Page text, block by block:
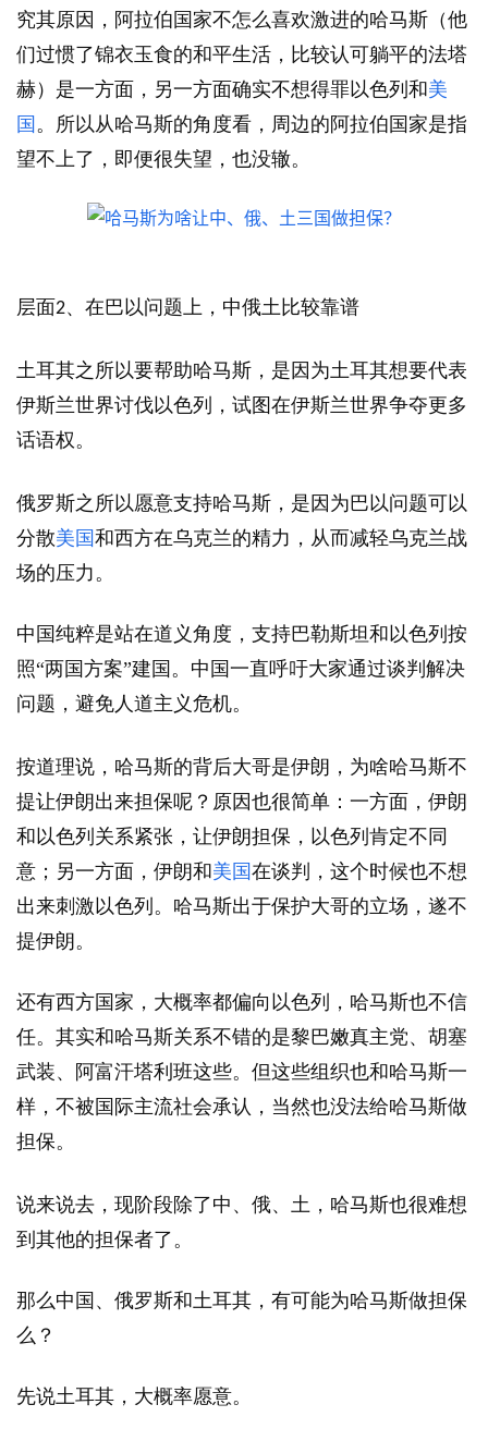
究其原因，阿拉伯国家不怎么喜欢激进的哈马斯（他
们过惯了锦衣玉食的和平生活，比较认可躺平的法塔
赫）是一方面，另一方面确实不想得罪以色列和美
国 。所以从哈马斯的角度看，周边的阿拉伯国家是指
望不上了，即便很失望，也没辙。
层面2、在巴以问题上，中俄土比较靠谱
土耳其之所以要帮助哈马斯，是因为土耳其想要代表
伊斯兰世界讨伐以色列，试图在伊斯兰世界争夺更多
话语权。
俄罗斯之所以愿意支持哈马斯，是因为巴以问题可以
分散美国和西方在乌克兰的精力，从而减轻乌克兰战
场的压力。
中国纯粹是站在道义角度，支持巴勒斯坦和以色列按
照“两国方案”建国。中国一直呼吁大家通过谈判解决
问题，避免人道主义危机。
按道理说，哈马斯的背后大哥是伊朗，为啥哈马斯不
提让伊朗出来担保呢？原因也很简单：一方面，伊朗
和以色列关系紧张，让伊朗担保，以色列肯定不同
意；另一方面，伊朗和美国在谈判，这个时候也不想
出来刺激以色列。哈马斯出于保护大哥的立场，遂不
提伊朗。
还有西方国家，大概率都偏向以色列，哈马斯也不信
任。其实和哈马斯关系不错的是黎巴嫩真主党、胡塞
武装、阿富汗塔利班这些。但这些组织也和哈马斯一
样，不被国际主流社会承认，当然也没法给哈马斯做
担保。
说来说去，现阶段除了中、俄、土，哈马斯也很难想
到其他的担保者了。
那么中国、俄罗斯和土耳其，有可能为哈马斯做担保
么？
先说土耳其，大概率愿意。